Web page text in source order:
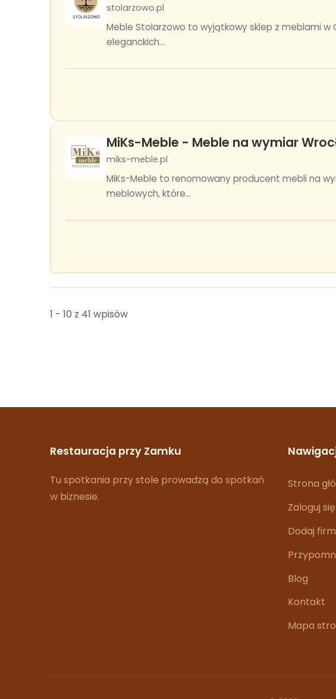
stolarzowo.pl
Meble Stolarzowo to wyjątkowy sklep z meblami w
eleganckich...
MiKs-Meble - Meble na wymiar
miks-meble.pl
MiKs-Meble to renomowany producent mebli na
meblowych, które...
1 - 10 z 41 wpisów
Restauracja przy Zamku
Tu spotkania przy stole prowadzą do spotkań
w biznesie.
Strona
Zaloguj się
Dodaj
Blog
Kontakt
Mapa